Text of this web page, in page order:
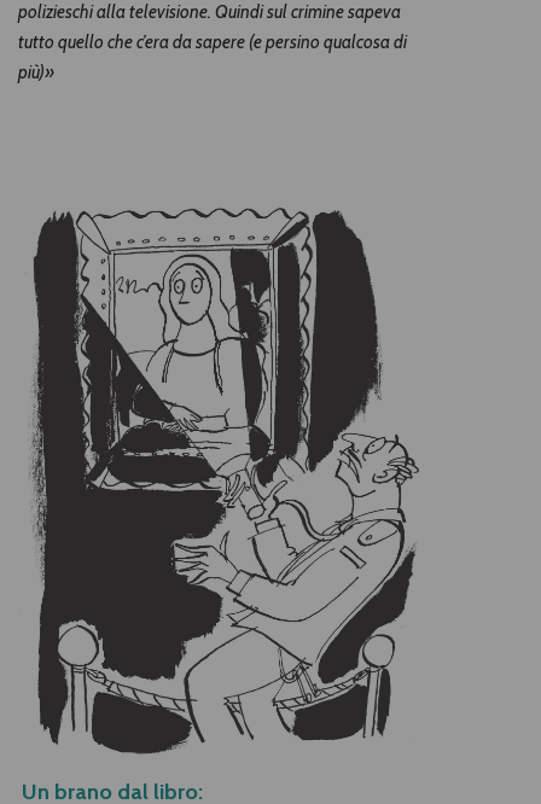
polizieschi alla televisione. Quindi sul crimine sapeva
tutto quello che c’era da sapere (e persino qualcosa di
più)»
Un brano dal libro: